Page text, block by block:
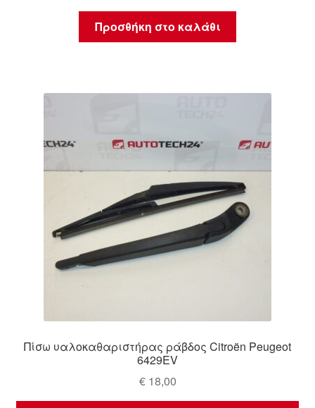
Προσθήκη στο καλάθι
Πίσω υαλοκαθαριστήρας ράβδος Citroën Peugeot
6429EV
€18,00